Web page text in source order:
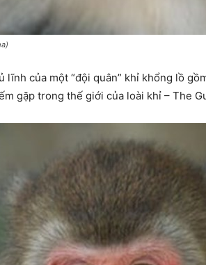
của một “đội quân” khỉ khổng lồ
gặp trong thế giới của loài khỉ – The